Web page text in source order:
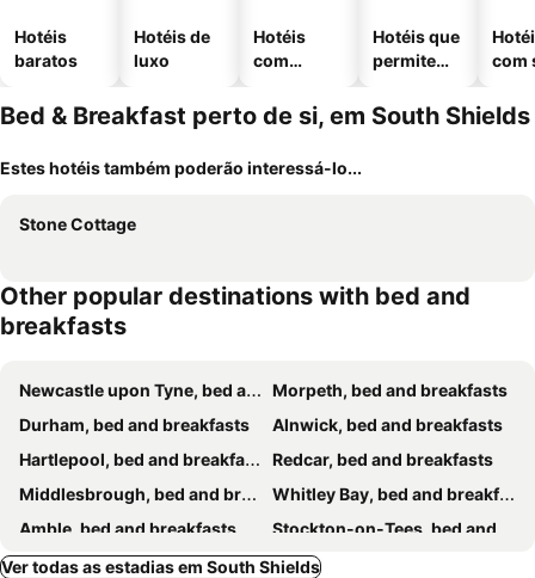
Hotéis
baratos
Hotéis de
luxo
Hotéis
com
Hotéis que
permitem
com
Bed & Breakfast perto de si, em South Shields
Estes hotéis também poderão interessá-lo...
Stone Cottage
Other popular destinations with bed and
breakfasts
Newcastle upon Tyne, bed and breakfasts
Morpeth, bed and breakfasts
Durham, bed and breakfasts
Alnwick, bed and breakfasts
Hartlepool, bed and breakfasts
Redcar, bed and breakfasts
Middlesbrough, bed and breakfasts
Whitley Bay, bed and breakfasts
Amble, bed and breakfasts
Stockton-on-Tees, bed and breakfasts
Sunderland, bed and breakfasts
Hexham, bed and breakfasts
Ver todas as estadias em South Shields